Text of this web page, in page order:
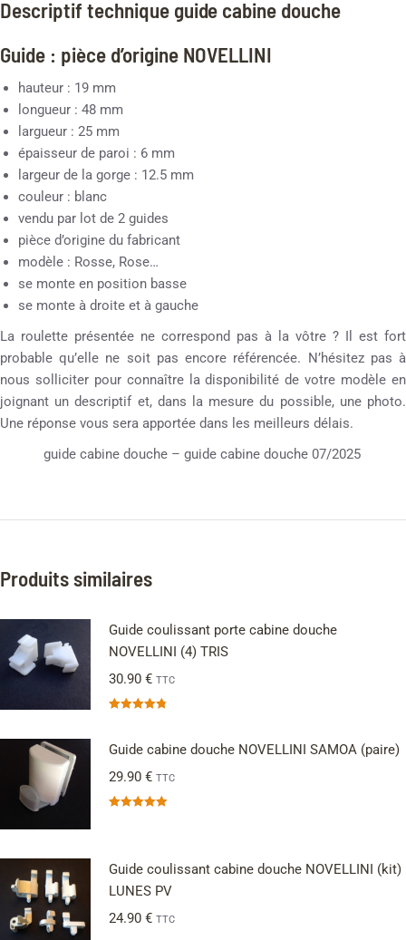
Descriptif technique guide cabine douche
Guide : pièce d’origine NOVELLINI
hauteur : 19 mm
longueur : 48 mm
largueur : 25 mm
épaisseur de paroi : 6 mm
largeur de la gorge : 12.5 mm
couleur : blanc
vendu par lot de 2 guides
pièce d’origine du fabricant
modèle : Rosse, Rose…
se monte en position basse
se monte à droite et à gauche
La roulette présentée ne correspond pas à la vôtre ? Il est fort
probable qu’elle ne soit pas encore référencée. N’hésitez pas à
nous solliciter pour connaître la disponibilité de votre modèle en
joignant un descriptif et, dans la mesure du possible, une photo.
Une réponse vous sera apportée dans les meilleurs délais.
guide cabine douche – guide cabine douche 07/2025
Produits similaires
Guide coulissant porte cabine douche
NOVELLINI (4) TRIS
30.90 € TTC
Guide cabine douche NOVELLINI SAMOA (paire)
29.90 € TTC
Guide coulissant cabine douche NOVELLINI (kit)
LUNES PV
24.90 € TTC